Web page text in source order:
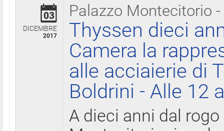
Palazzo Montecitorio
03
DICEMBRE
2017
Thyssen dieci
Camera la
alle acciaierie di
Boldrini - Alle 12
A dieci anni dal